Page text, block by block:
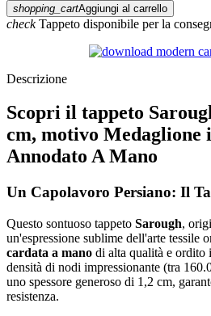
shopping_cartAggiungi al carrello
checkTappeto disponibile per la
Descrizione
Scopri il tappeto
cm, motivo Medaglione
Annodato A Mano
Un Capolavoro Persiano: Il
Questo sontuoso tappeto Sarough,
un'espressione sublime dell'arte tessile
cardata a mano di alta qualità e ordito
densità di nodi impressionante (tra
uno spessore generoso di 1,2 cm,
resistenza.